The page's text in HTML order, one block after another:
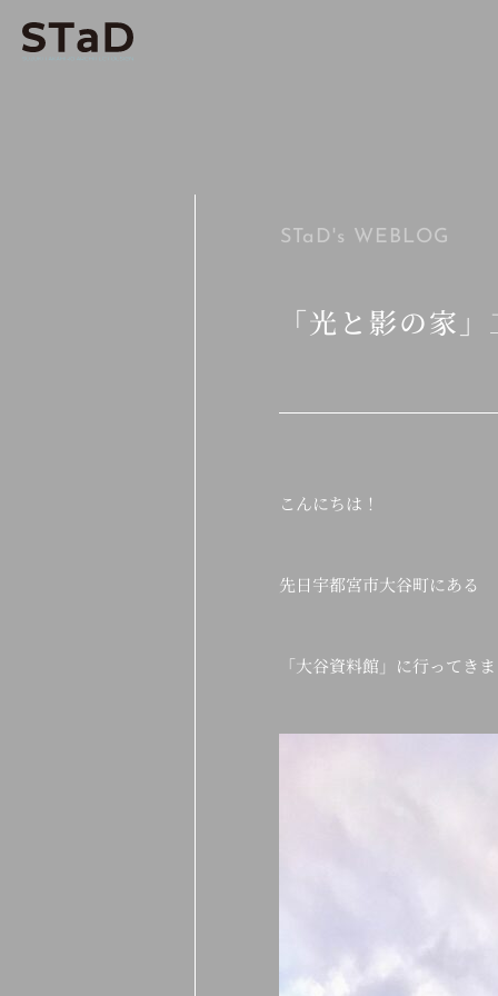
STaD's WEBLOG
「光と影の家
こんにちは！
先日宇都宮市大谷町にある
「大谷資料館」に行ってき